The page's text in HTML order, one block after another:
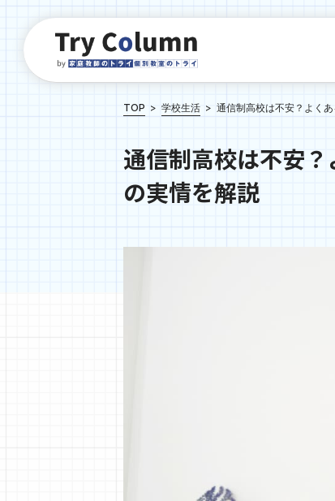
TOP 学校生活 通信制高校は不安？よく
通信制高校は不安
の実情を解説